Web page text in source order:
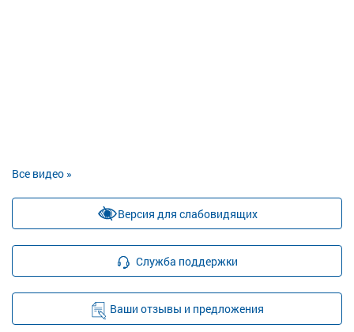
Все видео »
Версия для слабовидящих
Служба поддержки
Ваши отзывы и предложения